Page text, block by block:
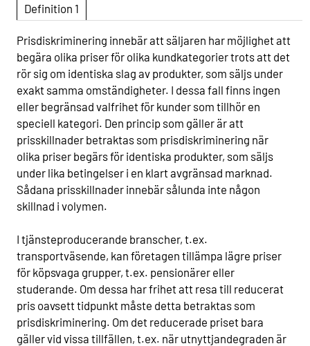
Definition 1
Prisdiskriminering innebär att säljaren har möjlighet att
begära olika priser för olika kundkategorier trots att det
rör sig om identiska slag av produkter, som säljs under
exakt samma omständigheter. I dessa fall finns ingen
eller begränsad valfrihet för kunder som tillhör en
speciell kategori. Den princip som gäller är att
prisskillnader betraktas som prisdiskriminering när
olika priser begärs för identiska produkter, som säljs
under lika betingelser i en klart avgränsad marknad.
Sådana prisskillnader innebär sålunda inte någon
skillnad i volymen.
I tjänsteproducerande branscher, t.ex.
transportväsende, kan företagen tillämpa lägre priser
för köpsvaga grupper, t.ex. pensionärer eller
studerande. Om dessa har frihet att resa till reducerat
pris oavsett tidpunkt måste detta betraktas som
prisdiskriminering. Om det reducerade priset bara
gäller vid vissa tillfällen, t.ex. när utnyttjandegraden är